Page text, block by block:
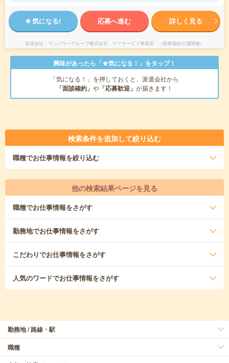
気になる! 応募へ進む 詳しく見る
派遣会社 マンパワーグループ株式会社 ケアサービス事業部 （医療福祉介護関連）
興味があったら「★気になる！」をタップ！
「気になる！」を押しておくと、派遣会社から
「面談確約」 や 「応募歓迎」 が届きます！
検索条件を追加して絞り込む
職種でお仕事情報を絞り込む
他の検索結果ページを見る
職種でお仕事情報をさがす
勤務地でお仕事情報をさがす
こだわりでお仕事情報をさがす
人気のワードでお仕事情報をさがす
勤務地 / 路線・駅
職種